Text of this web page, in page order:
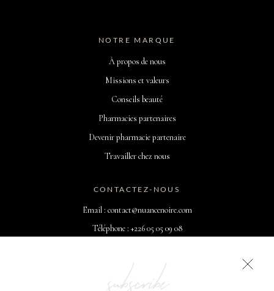
NOTRE MARQUE
À propos de nous
Missions et valeurs
Conseils beauté
Pharmacies partenaires
Devenir pharmacie partenaire
Travailler chez nous
CONTACTEZ-NOUS
Email : contact@nuancenoire.com
Téléphone : +226 05 05 09 08
Du Samedi au Dimanche : 10h00 - 18h30